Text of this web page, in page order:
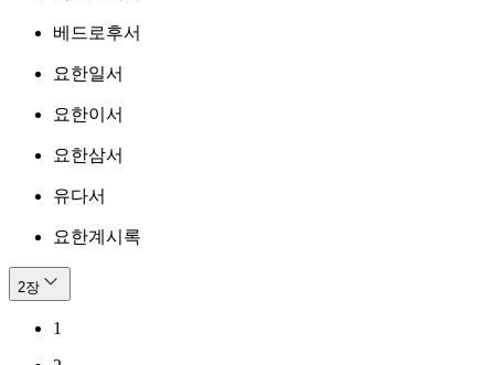
베드로후서
요한일서
요한이서
요한삼서
유다서
요한계시록
2장
1